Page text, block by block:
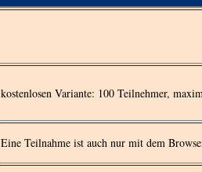
kostenlosen Variante: 100 Teilnehmer,
Eine Teilnahme ist auch nur mit dem